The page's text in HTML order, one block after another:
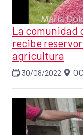
La comunidad
recibe
agricultura
30/08/2022